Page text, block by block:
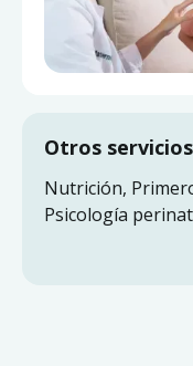
Otros servicios
Nutrición,
Psicología